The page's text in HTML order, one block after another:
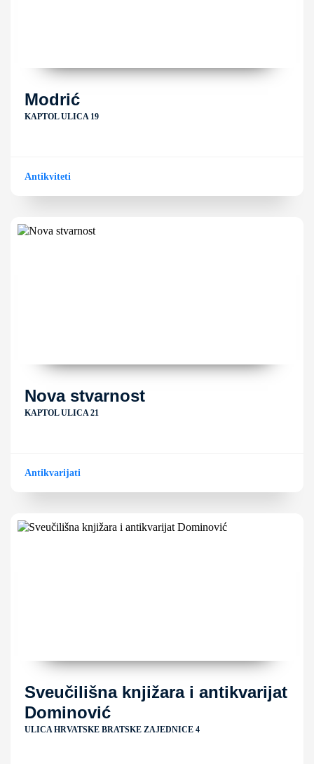
Modrić
KAPTOL ULICA 19
Antikviteti
Nova stvarnost
KAPTOL ULICA 21
Antikvarijati
Sveučilišna knjižara i antikvarijat
Dominović
ULICA HRVATSKE BRATSKE ZAJEDNICE 4